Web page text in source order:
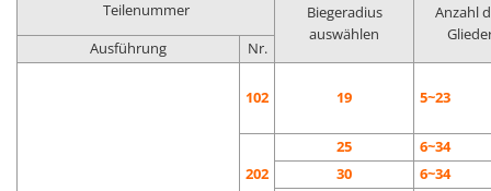
Teilenummer
Biegeradius
auswählen
Anzahl
Ausführung Nr.
102 19 5~23
202
25
6~34
30
6~34